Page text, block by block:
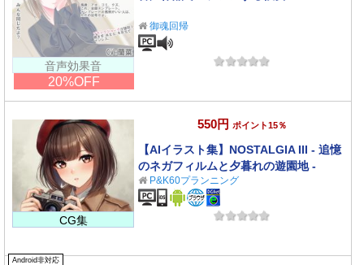
音声効果音
20%OFF
御魂回帰
CG集
550円 ポイント15％
【AIイラスト集】NOSTALGIA III - 追憶
のネガフィルムと夕暮れの遊園地 -
P&K60プランニング
Android非対応